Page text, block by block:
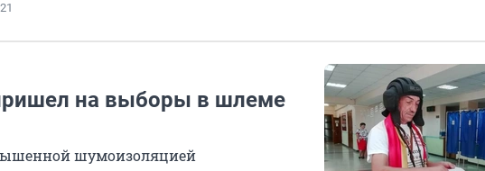
21
на выборы в шлеме
шумоизоляцией